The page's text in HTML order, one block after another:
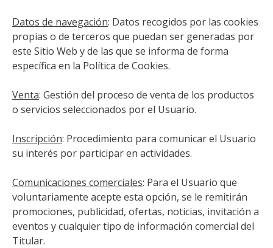
Datos de navegación: Datos recogidos por las cookies
propias o de terceros que puedan ser generadas por
este Sitio Web y de las que se informa de forma
específica en la Política de Cookies.
Venta: Gestión del proceso de venta de los productos
o servicios seleccionados por el Usuario.
Inscripción: Procedimiento para comunicar el Usuario
su interés por participar en actividades.
Comunicaciones comerciales: Para el Usuario que
voluntariamente acepte esta opción, se le remitirán
promociones, publicidad, ofertas, noticias, invitación a
eventos y cualquier tipo de información comercial del
Titular.